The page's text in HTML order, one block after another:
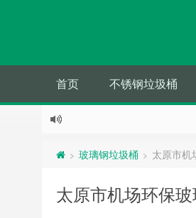
首页 不锈钢垃圾桶
> 玻璃钢垃圾桶 > 太原市机
太原市机场环保